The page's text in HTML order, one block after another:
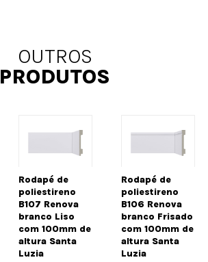
OUTROS
PRODUTOS
Rodapé de
poliestireno
B106 Renova
branco Frisado
com 100mm de
altura Santa
Luzia
Rodapé de
poliestireno
B77 Renova